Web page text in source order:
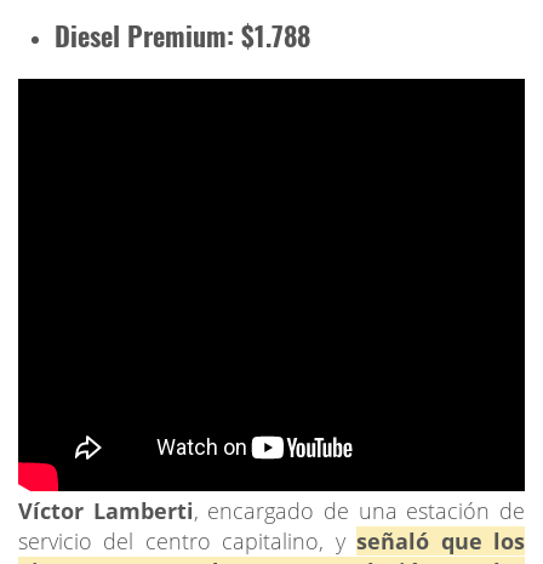
Diesel Premium: $1.788
Víctor Lamberti, encargado de una estación de
servicio del centro capitalino, yseñaló que los